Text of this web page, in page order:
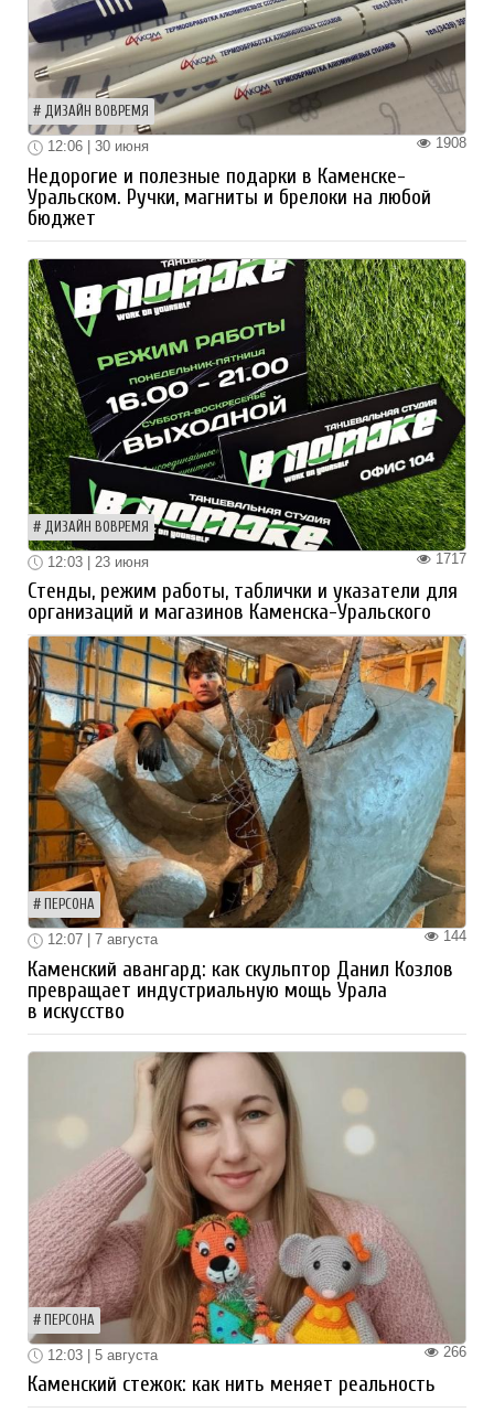
ДИЗАЙН ВОВРЕМЯ
1908
12:06 | 30 июня
Недорогие и полезные подарки в Каменске-
Уральском. Ручки, магниты и брелоки на любой
бюджет
ДИЗАЙН ВОВРЕМЯ
1717
12:03 | 23 июня
Стенды, режим работы, таблички и указатели для
организаций и магазинов Каменска-Уральского
ПЕРСОНА
144
12:07 | 7 августа
Каменский авангард: как скульптор Данил Козлов
превращает индустриальную мощь Урала
в искусство
ПЕРСОНА
266
12:03 | 5 августа
Каменский стежок: как нить меняет реальность